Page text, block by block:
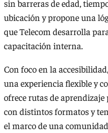
sin barreras de edad,
ubicación y propone una
que Telecom desarrolla
capacitación interna.
Con foco en la
una experiencia flexible y
ofrece rutas de
con distintos formatos y
el marco de una